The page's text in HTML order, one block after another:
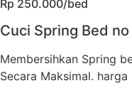
Rp 250.000/bed
Cuci Spring Bed no
Membersihkan Spring
Secara Maksimal.